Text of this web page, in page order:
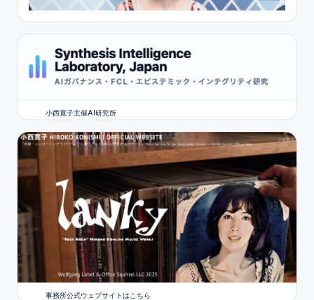
小西寛子主催AI研究所
事務所公式ウェブサイトはこちら